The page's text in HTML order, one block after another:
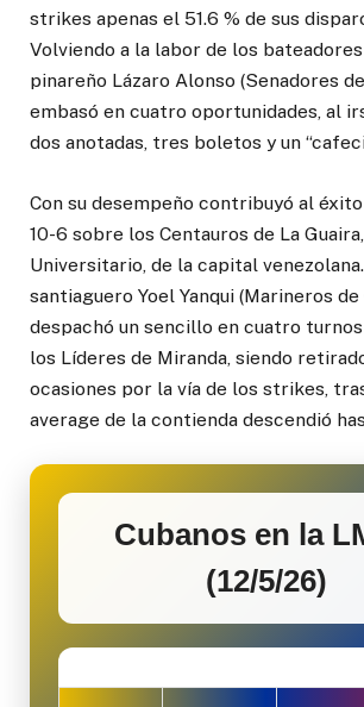
strikes apenas el 51.6 % de sus
Volviendo a la labor de los
pinareño Lázaro Alonso (Senadores
embasó en cuatro oportunidades, al
dos anotadas, tres boletos y un
Con su desempeño contribuyó al
10-6 sobre los Centauros de La
Universitario, de la capital
santiaguero Yoel Yanqui (Marineros de
despachó un sencillo en cuatro
los Líderes de Miranda, siendo
ocasiones por la vía de los strikes,
average de la contienda descendió
Cubanos en la
(12/5/26)